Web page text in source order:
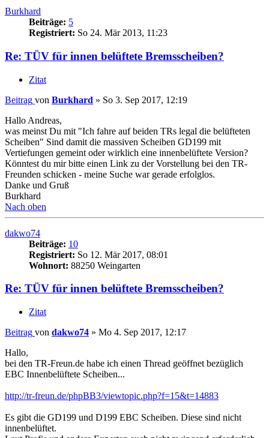
Burkhard
Beiträge: 5
Registriert: So 24. Mär 2013, 11:23
Re: TÜV für innen belüftete Bremsscheiben?
Zitat
Beitrag von Burkhard » So 3. Sep 2017, 12:19
Hallo Andreas,
was meinst Du mit "Ich fahre auf beiden TRs legal die belüfteten
Scheiben" Sind damit die massiven Scheiben GD199 mit
Vertiefungen gemeint oder wirklich eine innenbelüftete Version?
Könntest du mir bitte einen Link zu der Vorstellung bei den TR-
Freunden schicken - meine Suche war gerade erfolglos.
Danke und Gruß
Burkhard
Nach oben
dakwo74
Beiträge: 10
Registriert: So 12. Mär 2017, 08:01
Wohnort: 88250 Weingarten
Re: TÜV für innen belüftete Bremsscheiben?
Zitat
Beitrag von dakwo74 » Mo 4. Sep 2017, 12:17
Hallo,
bei den TR-Freun.de habe ich einen Thread geöffnet bezüglich
EBC Innenbelüftete Scheiben...
http://tr-freun.de/phpBB3/viewtopic.php?f=15&t=14883
Es gibt die GD199 und D199 EBC Scheiben. Diese sind nicht
innenbelüftet.